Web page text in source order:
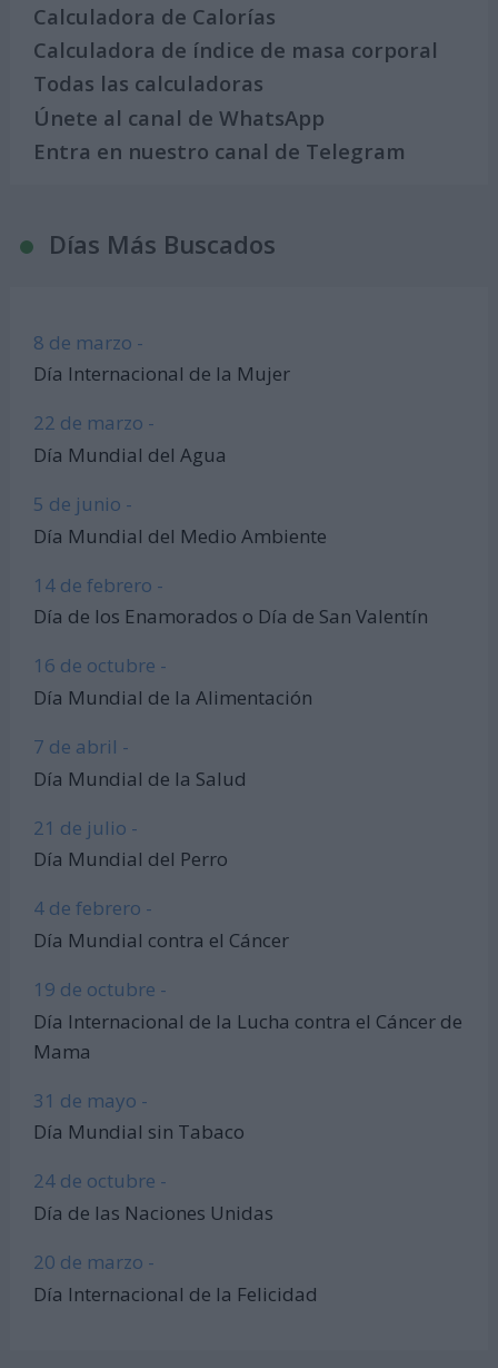
Calculadora de Calorías
Calculadora de índice de masa corporal
Todas las calculadoras
Únete al canal de WhatsApp
Entra en nuestro canal de Telegram
Días Más Buscados
8 de marzo -
Día Internacional de la Mujer
22 de marzo -
Día Mundial del Agua
5 de junio -
Día Mundial del Medio Ambiente
14 de febrero -
Día de los Enamorados o Día de San Valentín
16 de octubre -
Día Mundial de la Alimentación
7 de abril -
Día Mundial de la Salud
21 de julio -
Día Mundial del Perro
4 de febrero -
Día Mundial contra el Cáncer
19 de octubre -
Día Internacional de la Lucha contra el Cáncer de
Mama
31 de mayo -
Día Mundial sin Tabaco
24 de octubre -
Día de las Naciones Unidas
20 de marzo -
Día Internacional de la Felicidad